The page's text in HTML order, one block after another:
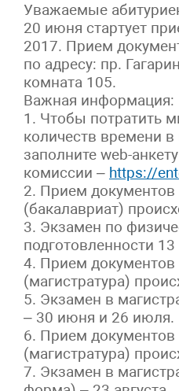
Уважаемые
20 июня стартует
2017. Прием
по адресу: пр.
комната 105.
Важная информация:
1. Чтобы потратить
количеств времени
заполните web-
комиссии – https://
2. Прием
(бакалавриат)
3. Экзамен по
подготовленности
4. Прием
(магистратура)
5. Экзамен в
– 30 июня и 26 июля.
6. Прием
(магистратура)
7. Экзамен в